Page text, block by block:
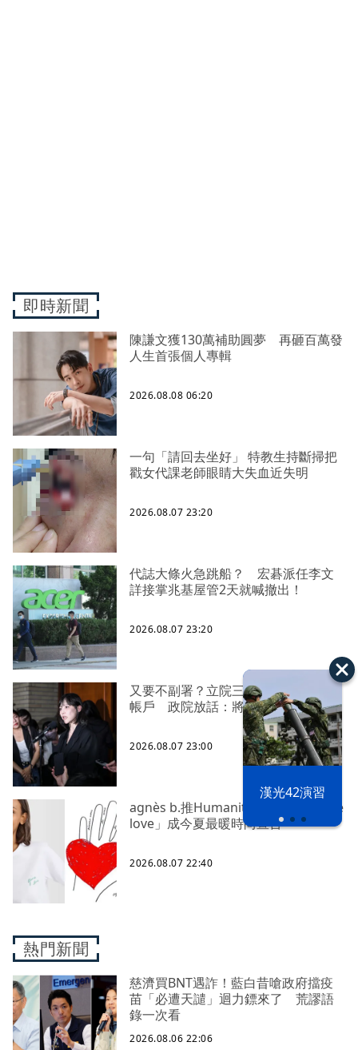
漢光42演習
即時新聞
陳謙文獲130萬補助圓夢 再砸百萬發
人生首張個人專輯
2026.08.08 06:20
一句「請回去坐好」 特教生持斷掃把
戳女代課老師眼睛大失血近失明
2026.08.07 23:20
代誌大條火急跳船？ 宏碁派任李文
詳接掌兆基屋管2天就喊撤出！
2026.08.07 23:20
又要不副署？立院三讀藍白兒少未來
帳戶 政院放話：將採必要憲政作為
2026.08.07 23:00
agnès b.推Humanitarian系列 「give
love」成今夏最暖時尚宣言
2026.08.07 22:40
熱門新聞
慈濟買BNT遇詐！藍白昔嗆政府擋疫
苗「必遭天譴」迴力鏢來了 荒謬語
錄一次看
2026.08.06 22:06